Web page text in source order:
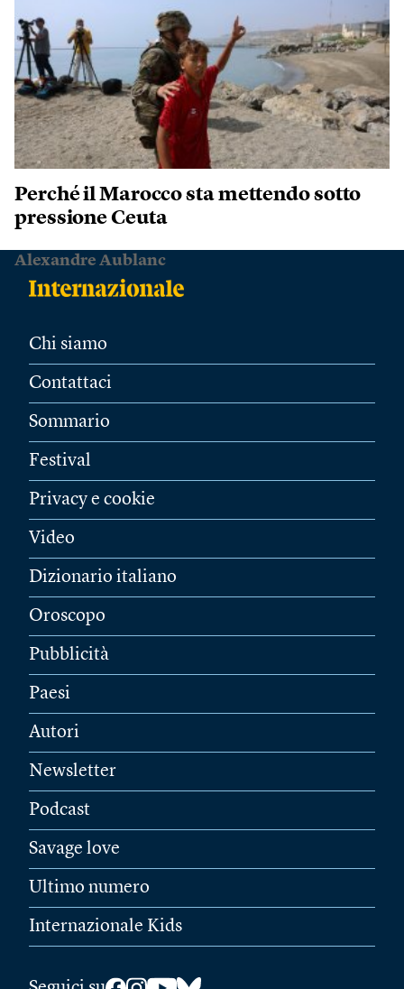
Perché il Marocco sta mettendo sotto
pressione Ceuta
Alexandre Aublanc
Chi siamo
Contattaci
Sommario
Festival
Privacy e cookie
Video
Dizionario italiano
Oroscopo
Pubblicità
Paesi
Autori
Newsletter
Podcast
Savage love
Ultimo numero
Internazionale Kids